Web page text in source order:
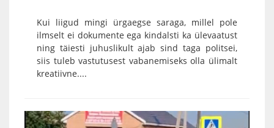
Kui liigud mingi ürgaegse saraga, millel pole
ilmselt ei dokumente ega kindalsti ka ülevaatust
ning täiesti juhuslikult ajab sind taga politsei,
siis tuleb vastutusest vabanemiseks olla ülimalt
kreatiivne....